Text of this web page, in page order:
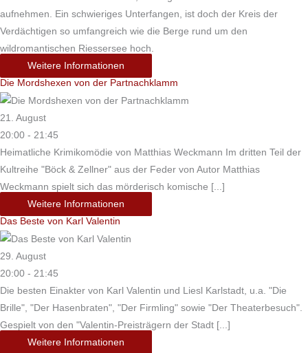
aufnehmen. Ein schwieriges Unterfangen, ist doch der Kreis der
Verdächtigen so umfangreich wie die Berge rund um den
wildromantischen Riessersee hoch.
Weitere Informationen
Die Mordshexen von der Partnachklamm
21. August
20:00 - 21:45
Heimatliche Krimikomödie von Matthias Weckmann Im dritten Teil der
Kultreihe "Böck & Zellner" aus der Feder von Autor Matthias
Weckmann spielt sich das mörderisch komische [...]
Weitere Informationen
Das Beste von Karl Valentin
29. August
20:00 - 21:45
Die besten Einakter von Karl Valentin und Liesl Karlstadt, u.a. "Die
Brille", "Der Hasenbraten", "Der Firmling" sowie "Der Theaterbesuch".
Gespielt von den "Valentin-Preisträgern der Stadt [...]
Weitere Informationen